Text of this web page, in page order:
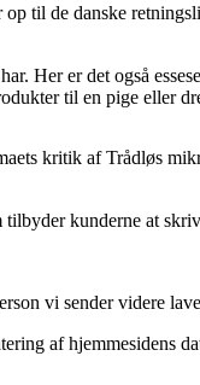
til de danske
Her er det også
til en pige eller
kritik af Trådløs
kunderne at
vi sender videre
af hjemmesidens